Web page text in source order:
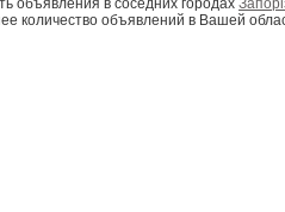
объявления в соседних городах
количество объявлений в Вашей